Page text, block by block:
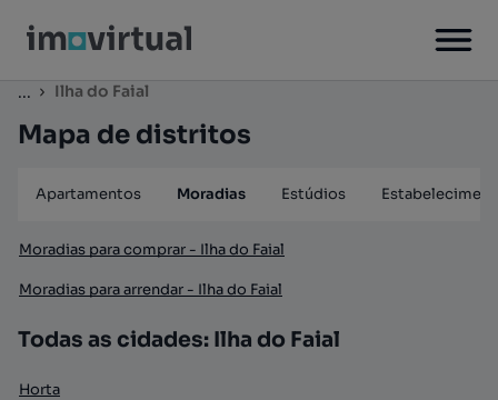
... Ilha do Faial
Mapa de distritos
Apartamentos Moradias Estúdios
Moradias para comprar - Ilha do Faial
Moradias para arrendar - Ilha do Faial
Todas as cidades: Ilha do Faial
Horta